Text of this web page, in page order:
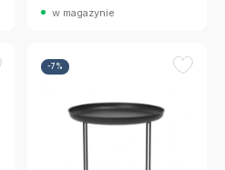
w magazynie
-7%